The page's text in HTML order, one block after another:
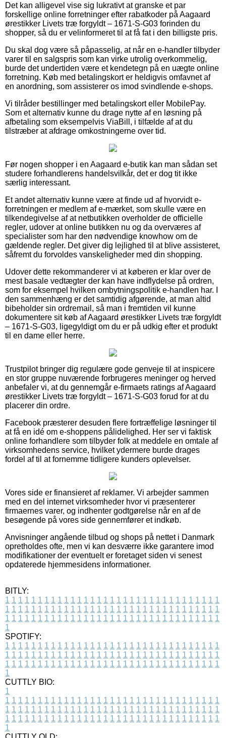
Det kan alligevel vise sig lukrativt at granske et par
forskellige online forretninger efter rabatkoder på Aagaard
ørestikker Livets træ forgyldt – 1671-S-G03 forinden du
shopper, så du er velinformeret til at få fat i den billigste pris.
Du skal dog være så påpasselig, at når en e-handler tilbyder
varer til en salgspris som kan virke utrolig overkommelig,
burde det undertiden være et kendetegn på en uægte online
forretning. Køb med betalingskort er heldigvis omfavnet af
en anordning, som assisterer os imod svindlende e-shops.
Vi tilråder bestillinger med betalingskort eller MobilePay.
Som et alternativ kunne du drage nytte af en løsning på
afbetaling som eksempelvis ViaBill, i tilfælde af at du
tilstræber at afdrage omkostningerne over tid.
Før nogen shopper i en Aagaard e-butik kan man sådan set
studere forhandlerens handelsvilkår, det er dog tit ikke
særlig interessant.
Et andet alternativ kunne være at finde ud af hvorvidt e-
forretningen er medlem af e-mærket, som skulle være en
tilkendegivelse af at netbutikken overholder de officielle
regler, udover at online butikken nu og da overværes af
specialister som har den nødvendige knowhow om de
gældende regler. Det giver dig lejlighed til at blive assisteret,
såfremt du forvoldes vanskeligheder med din shopping.
Udover dette rekommanderer vi at køberen er klar over de
mest basale vedtægter der kan have indflydelse på ordren,
som for eksempel hvilken ombytningspolitik e-handlen har. I
den sammenhæng er det samtidig afgørende, at man altid
bibeholder sin ordremail, så man i fremtiden vil kunne
dokumentere sit køb af Aagaard ørestikker Livets træ forgyldt
– 1671-S-G03, ligegyldigt om du er på udkig efter et produkt
til en dame eller herre.
Trustpilot bringer dig regulære gode genveje til at inspicere
en stor gruppe nuværende forbrugeres meninger og herved
anbefaler vi, at du gennemgår e-firmaets ratings af Aagaard
ørestikker Livets træ forgyldt – 1671-S-G03 forud for at du
placerer din ordre.
Facebook præsterer desuden flere fortræffelige løsninger til
at få en idé om e-shoppens pålidelighed. Her ser vi faktisk
online forhandlere som tilbyder folk at meddele en omtale af
virksomhedens service, hvilket ydermere burde drages
fordel af til at fornemme tidligere kunders oplevelser.
Vores side er finansieret af reklamer. Vi arbejder sammen
med en del internet virksomheder hvor vi præsenterer
firmaernes varer, og indhenter godtgørelse når en af de
besøgende på vores side gennemfører et indkøb.
Anvisninger angående tilbud og shops på nettet i Danmark
opretholdes ofte, men vi kan desværre ikke garantere imod
modifikationer der eventuelt er foretaget siden vi senest
opdaterede hjemmesidens informationer.
BITLY:
1 1 1 1 1 1 1 1 1 1 1 1 1 1 1 1 1 1 1 1 1 1 1 1 1 1 1 1 1 1 1 1 1
1 1 1 1 1 1 1 1 1 1 1 1 1 1 1 1 1 1 1 1 1 1 1 1 1 1 1 1 1 1 1 1 1
1 1 1 1 1 1 1 1 1 1 1 1 1 1 1 1 1 1 1 1 1 1 1 1 1 1 1 1 1 1 1 1 1
1
SPOTIFY:
1 1 1 1 1 1 1 1 1 1 1 1 1 1 1 1 1 1 1 1 1 1 1 1 1 1 1 1 1 1 1 1 1
1 1 1 1 1 1 1 1 1 1 1 1 1 1 1 1 1 1 1 1 1 1 1 1 1 1 1 1 1 1 1 1 1
1 1 1 1 1 1 1 1 1 1 1 1 1 1 1 1 1 1 1 1 1 1 1 1 1 1 1 1 1 1 1 1 1
1
CUTTLY BIO:
1
1 1 1 1 1 1 1 1 1 1 1 1 1 1 1 1 1 1 1 1 1 1 1 1 1 1 1 1 1 1 1 1 1
1 1 1 1 1 1 1 1 1 1 1 1 1 1 1 1 1 1 1 1 1 1 1 1 1 1 1 1 1 1 1 1 1
1 1 1 1 1 1 1 1 1 1 1 1 1 1 1 1 1 1 1 1 1 1 1 1 1 1 1 1 1 1 1 1 1
1